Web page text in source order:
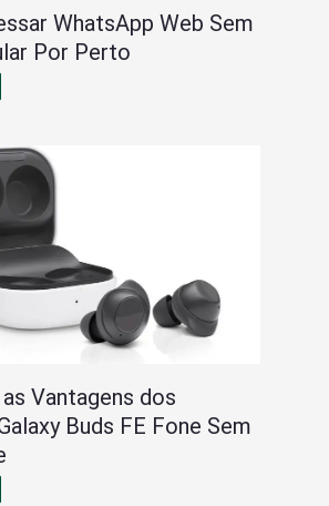
WhatsApp Web Sem
Por Perto
as Vantagens dos
Buds FE Fone Sem